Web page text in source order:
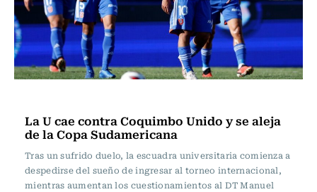
La U cae contra Coquimbo Unido y se aleja
de la Copa Sudamericana
Tras un sufrido duelo, la escuadra universitaria comienza a
despedirse del sueño de ingresar al torneo internacional,
mientras aumentan los cuestionamientos al DT Manuel